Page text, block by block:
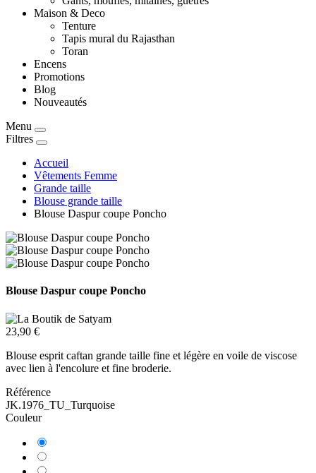
Maison & Deco
Tenture
Tapis mural du Rajasthan
Toran
Encens
Promotions
Blog
Nouveautés
Menu
Filtres
Accueil
Vêtements Femme
Grande taille
Blouse grande taille
Blouse Daspur coupe Poncho
Blouse Daspur coupe Poncho
23,90 €
Blouse esprit caftan grande taille fine et légère en voile de viscose
avec lien à l'encolure et fine broderie.
Référence
JK.1976_TU_Turquoise
Couleur